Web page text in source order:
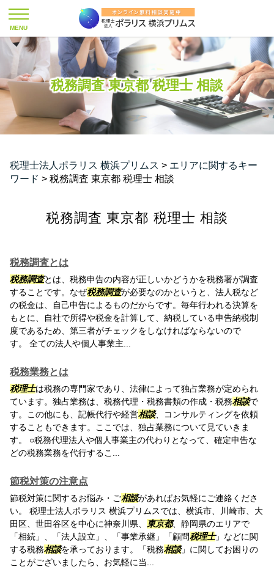
税務調査 東京都 税理士 相談
税理士法人ポラリス 横浜プリムス > エリアに関するキー
ワード > 税務調査 東京都 税理士 相談
税務調査 東京都 税理士 相談
税務調査とは
税務調査とは、税務申告の内容が正しいかどうかを税務署が調査
することです。なぜ税務調査が必要なのかというと、法人税など
の税金は、自己申告によるものだからです。毎年行われる決算を
もとに、自社で所得や税金を計算して、納税している申告納税制
度であるため、第三者がチェックをしなければならないので
す。 全ての法人や個人事業主...
税務業務とは
税理士は税務の専門家であり、法律によって独占業務が定められ
ています。独占業務は、税務代理・税務書類の作成・税務相談で
す。この他にも、記帳代行や経営相談、コンサルティングを依頼
することもできます。ここでは、独占業務について見ていきま
す。 ○税務代理法人や個人事業主の代わりとなって、確定申告な
どの税務業務を代行するこ...
節税対策の注意点
節税対策に関するお悩み・ご相談があればお気軽にご連絡くださ
い。 税理士法人ポラリス 横浜プリムスでは、横浜市、川崎市、大
田区、世田谷区を中心に神奈川県、
東京都、静岡県のエリアで
「相続」、「法人設立」、「事業承継」「顧問税理士」などに関
する税務相談を承っております。「税務相談」に関してお困りの
ことがございましたら、お気軽に当...